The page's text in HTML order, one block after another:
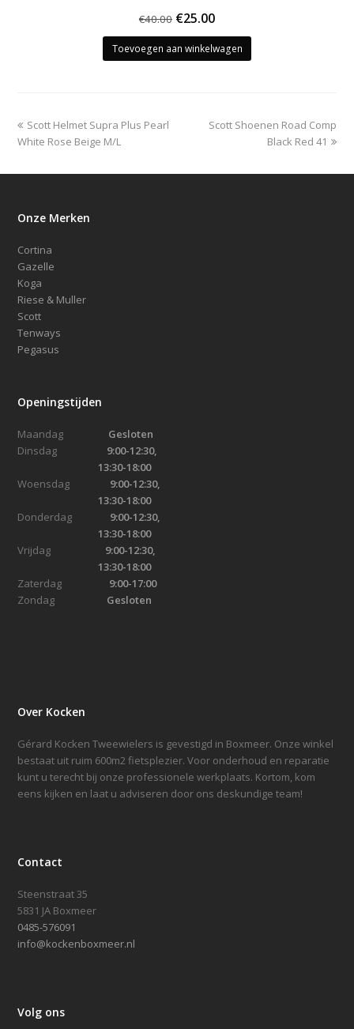
€40.00 Oorspronkelijke
prijs
was:
€25.00Huidige
prijs
is:
Toevoegen aan winkelwagen
previous
post:
Scott Helmet Supra Plus Pearl
White Rose Beige M/L
next
Scott Shoenen Road Comp
Black Red 41
Onze Merken
Cortina
Gazelle
Koga
Riese & Muller
Scott
Tenways
Pegasus
Openingstijden
Maandag Gesloten
Dinsdag 9:00-12:30,
13:30-18:00
Woensdag
9:00-12:30,
13:30-18:00
Donderdag 9:00-12:30,
13:30-18:00
Vrijdag 9:00-12:30,
13:30-18:00
Zaterdag 9:00-17:00
Zondag Gesloten
Over Kocken
Gérard Kocken Tweewielers is gevestigd in Boxmeer. Onze winkel
bestaat uit ruim 600m2 fietsplezier. Voor onderhoud en reparatie
kunt u terecht bij onze professionele werkplaats. Kortom, kom
eens kijken en laat u adviseren door ons deskundige team!
Contact
Steenstraat 35
5831 JA Boxmeer
0485-576091
info@kockenboxmeer.nl
Volg ons